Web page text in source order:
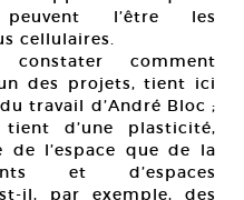
peuvent l’être les
cellulaires.
comment
des projets, tient ici
travail d’André Bloc ;
d’une plasticité,
de l’espace que de la
et d’espaces
il, par exemple, des